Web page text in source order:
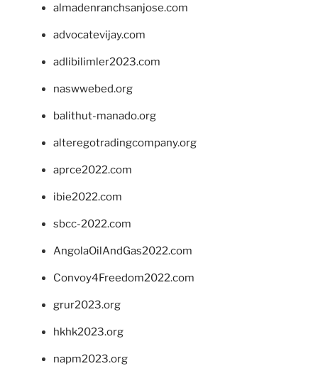
almadenranchsanjose.com
advocatevijay.com
adlibilimler2023.com
naswwebed.org
balithut-manado.org
alteregotradingcompany.org
aprce2022.com
ibie2022.com
sbcc-2022.com
AngolaOilAndGas2022.com
Convoy4Freedom2022.com
grur2023.org
hkhk2023.org
napm2023.org